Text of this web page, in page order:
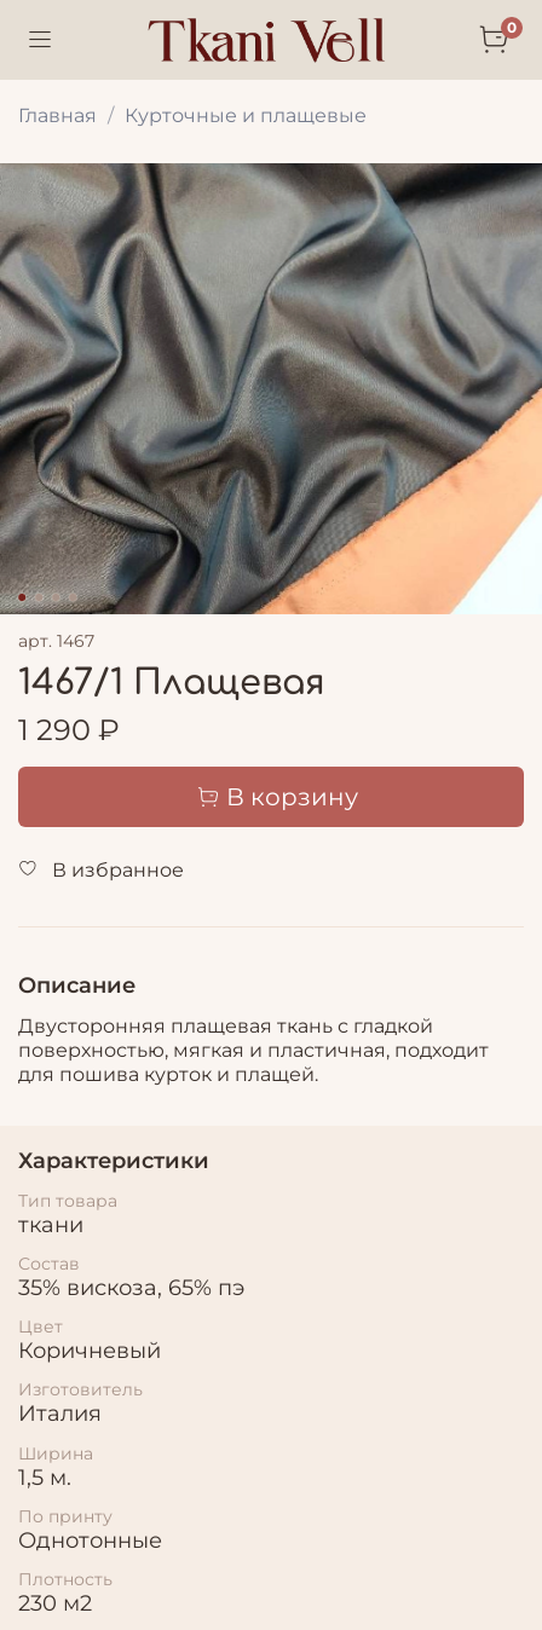
0
Главная Курточные и плащевые
арт. 1467
1467/1 Плащевая
1 290 ₽
В корзину
В избранное
Описание
Двусторонняя плащевая ткань с гладкой
поверхностью, мягкая и пластичная, подходит
для пошива курток и плащей.
Характеристики
Тип товара
ткани
Состав
35% вискоза, 65% пэ
Цвет
Коричневый
Изготовитель
Италия
Ширина
1,5 м.
По принту
Однотонные
Плотность
230 м2